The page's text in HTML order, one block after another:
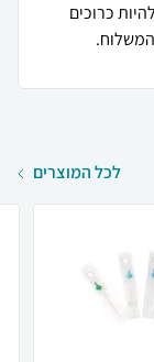
כרוכים
לכל המוצרים